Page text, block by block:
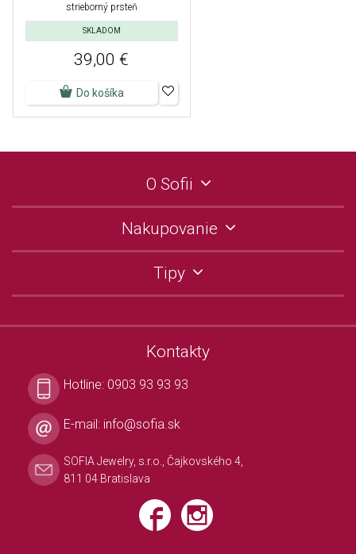
strieborný prsteň
SKLADOM
39,00 €
Do košíka
O Sofii
Nakupovanie
Tipy
Kontakty
Hotline: 0903 93 93 93
E-mail: info@sofia.sk
SOFIA Jewelry, s.r.o., Čajkovského 4,
811 04 Bratislava